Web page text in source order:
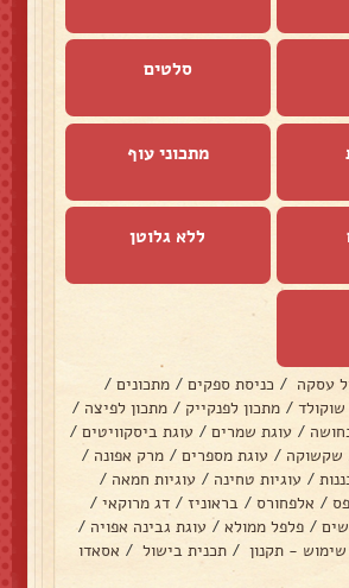
סלטים
מתכוני עוף
ללא גלוטן
עסקה / כניסת ספקים / מתכונים /
/ מתכון לפנקייק / מתכון לפיצה /
/ עוגת שמרים / עוגת ביסקוויטים /
שקשוקה / עוגת מספרים / מרק אפונה /
/ עוגיות טחינה / עוגיות חמאה /
/ אלפחורס / בראוניז / דג מרוקאי /
/ פלפל ממולא / עוגת גבינה אפויה /
- תקנון / תכנית בישול / אסאדו